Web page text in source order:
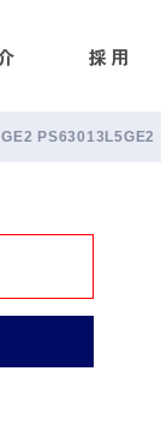
PS63013L5GE2